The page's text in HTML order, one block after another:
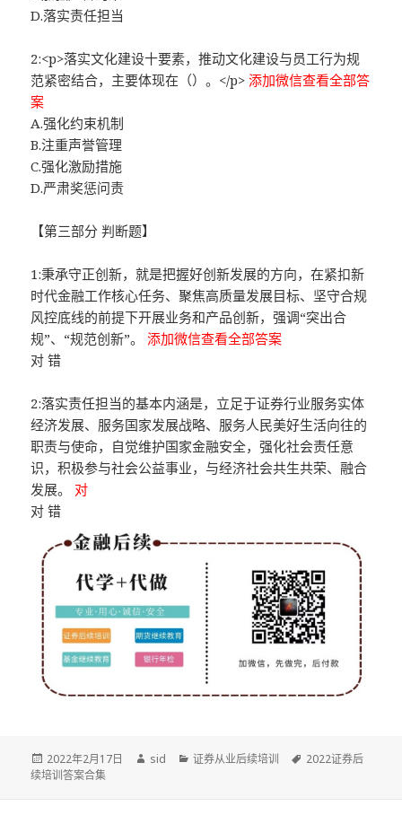
D.落实责任担当
2:<p>落实文化建设十要素，推动文化建设与员工行为规
范紧密结合，主要体现在（）。</p>添加微信查看全部答
案
A.强化约束机制
B.注重声誉管理
C.强化激励措施
D.严肃奖惩问责
【第三部分 判断题】
1:秉承守正创新，就是把握好创新发展的方向，在紧扣新
时代金融工作核心任务、聚焦高质量发展目标、坚守合规
风控底线的前提下开展业务和产品创新，强调“突出合
规”、“规范创新”。添加微信查看全部答案
对 错
2:落实责任担当的基本内涵是，立足于证券行业服务实体
经济发展、服务国家发展战略、服务人民美好生活向往的
职责与使命，自觉维护国家金融安全，强化社会责任意
识，积极参与社会公益事业，与经济社会共生共荣、融合
发展。 对
对 错
发
布
2022年2月17日
作
sid
分
证券从业后续培训
标
2022证券后
续培训答案合集